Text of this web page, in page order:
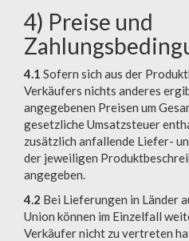
4) Preise und
4.1 Sofern sich aus der
Verkäufers nichts anderes
angegebenen Preisen um
gesetzliche Umsatzsteuer
zusätzlich anfallende Liefer-
der jeweiligen
angegeben.
4.2 Bei Lieferungen in Länder
Union können im Einzelfall
Verkäufer nicht zu vertreten